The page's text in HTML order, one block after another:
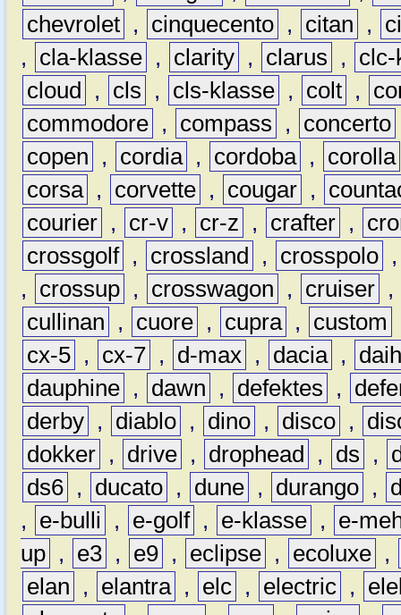
chevrolet , cinquecento , citan ,
,
cla-klasse , clarity , clarus ,
clc-
cloud
, cls , cls-klasse , colt ,
commodore , compass , concerto
copen
, cordia , cordoba ,
corolla
corsa , corvette , cougar ,
courier , cr-v , cr-z , crafter ,
crossgolf , crossland , crosspolo
,
crossup , crosswagon , cruiser ,
cullinan
, cuore , cupra , custom
cx-5 , cx-7 , d-max , dacia ,
dauphine , dawn , defektes ,
derby , diablo , dino , disco ,
dokker , drive , drophead , ds ,
ds6 , ducato , dune , durango ,
,
e-bulli , e-golf , e-klasse ,
e-
up , e3 , e9 , eclipse , ecoluxe ,
elan
, elantra , elc , electric ,